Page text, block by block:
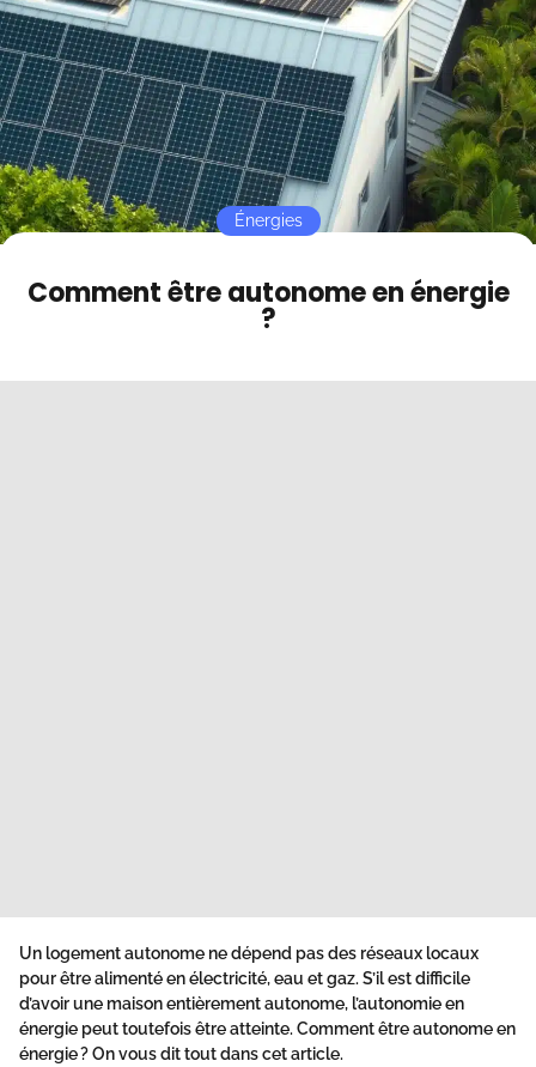
Contact
Mode sombre
Comment être autonome en énergie
?
Énergies
Un logement autonome ne dépend pas des réseaux locaux
pour être alimenté en électricité, eau et gaz. S’il est difficile
d’avoir une maison entièrement autonome, l’autonomie en
énergie peut toutefois être atteinte.Comment être autonome en
énergie? On vous dit tout dans cet article.